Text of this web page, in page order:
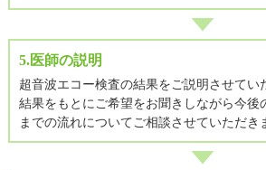
5.医師の説明
超音波エコー検査の結果をご説明させてい
結果をもとにご希望をお聞きしながら今後
までの流れについてご相談させていただき